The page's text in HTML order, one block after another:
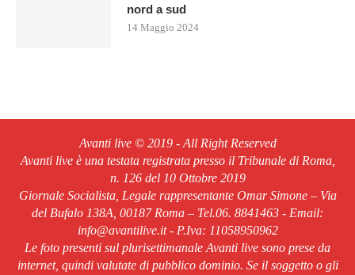
nord a sud
14 Maggio 2024
Avanti live © 2019 - All Right Reserved
Avanti live è una testata registrata presso il Tribunale di Roma,
n. 126 del 10 Ottobre 2019
Giornale Socialista, Legale rappresentante Omar Simone – Via
del Bufalo 138A, 00187 Roma – Tel.06. 8841463 - Email:
info@avantilive.it - P.Iva: 11058950962
Le foto presenti sul plurisettimanale Avanti live sono prese da
internet, quindi valutate di pubblico dominio. Se il soggetto o gli